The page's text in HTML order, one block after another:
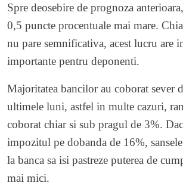
Spre deosebire de prognoza anterioara,
0,5 puncte procentuale mai mare.
nu pare semnificativa, acest lucru are
importante pentru deponenti.
Majoritatea bancilor au coborat sever
ultimele luni, astfel in multe cazuri,
coborat chiar si sub pragul de 3%.
impozitul pe dobanda de 16%,
la banca sa isi pastreze puterea de
mai mici.